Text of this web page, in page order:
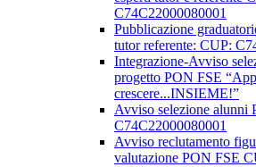
C74C22000080001
Pubblicazione
tutor referente: CUP:
Integrazione-Avviso
progetto PON FSE
crescere...INSIEME!”
Avviso selezione alunni
C74C22000080001
Avviso reclutamento
valutazione PON FSE